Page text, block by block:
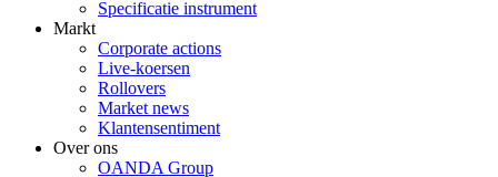
Specificatie instrument
Markt
Corporate actions
Live-koersen
Rollovers
Market news
Klantensentiment
Over ons
OANDA Group